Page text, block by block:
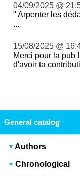
04/09/2025 @
" Arpenter les
...
15/08/2025 @
Merci pour la pub
d'avoir ta
General catalog
Authors
Chronological